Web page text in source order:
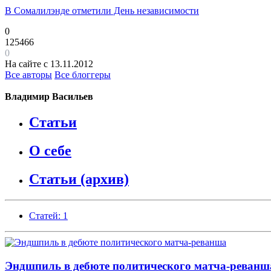
В Сомалилэнде отметили День независимости
0
125466
0
На сайте с 13.11.2012
Все авторы Все блоггеры
Владимир Васильев
Статьи
О себе
Статьи (архив)
Статей: 1
Эндшпиль в дебюте политического матча-